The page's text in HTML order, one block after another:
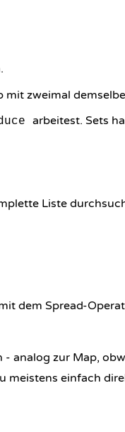
mit zweimal
arbeitest. Sets
Liste
dem Spread-
- analog zur Map,
meistens einfach